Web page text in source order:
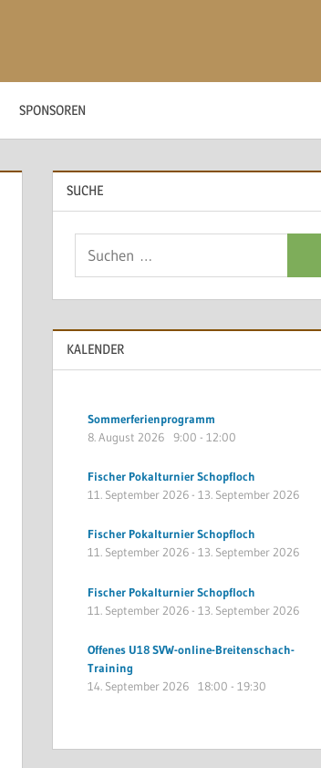
SPONSOREN
SUCHE
KALENDER
Sommerferienprogramm
8. August 2026
9:00 -12:00
Fischer Pokalturnier Schopfloch
11. September 2026-13. September 2026
Fischer Pokalturnier Schopfloch
11. September 2026-13. September 2026
Fischer Pokalturnier Schopfloch
11. September 2026-13. September 2026
Offenes U18 SVW-online-Breitenschach-
Training
14. September 2026
18:00 -19:30